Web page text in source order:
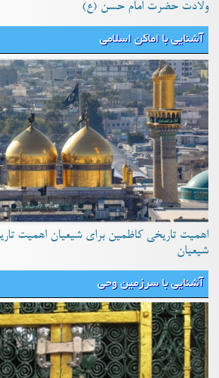
ولادت حضرت امام حسن (ع)
آشنایی با اماکن اسلامی
اهمیت تاریخی کاظمین برای شیعیان اهمیت
شیعیان
آشنایی با سرزمین وحی